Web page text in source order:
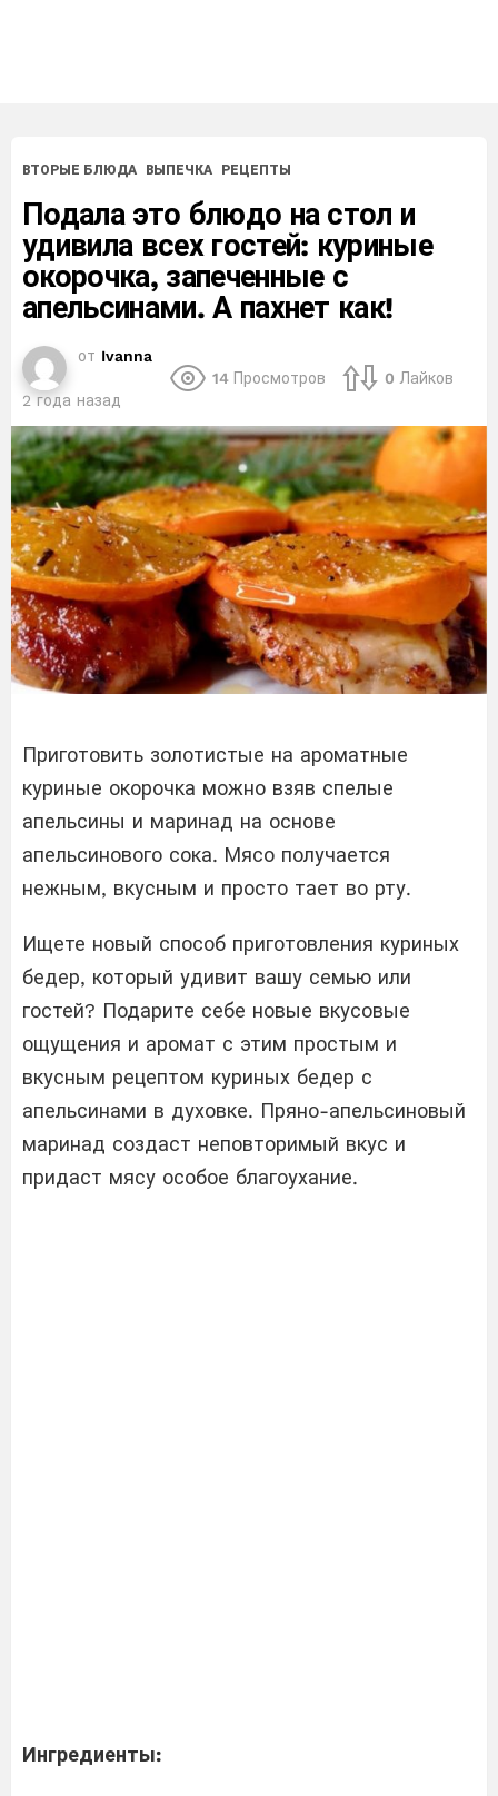
ВТОРЫЕ БЛЮДА ВЫПЕЧКА РЕЦЕПТЫ
Подала это блюдо на стол и
удивила всех гостей: куриные
окорочка, запеченные с
апельсинами. А пахнет как!
от Ivanna
2 года назад
14 Просмотров 0 Лайков
Приготовить золотистые на ароматные
куриные окорочка можно взяв спелые
апельсины и маринад на основе
апельсинового сока. Мясо получается
нежным, вкусным и просто тает во рту.
Ищете новый способ приготовления куриных
бедер, который удивит вашу семью или
гостей? Подарите себе новые вкусовые
ощущения и аромат с этим простым и
вкусным рецептом куриных бедер с
апельсинами в духовке. Пряно-апельсиновый
маринад создаст неповторимый вкус и
придаст мясу особое благоухание.
Ингредиенты: